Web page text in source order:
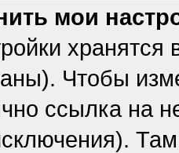
мои
Чтобы
ссылка на